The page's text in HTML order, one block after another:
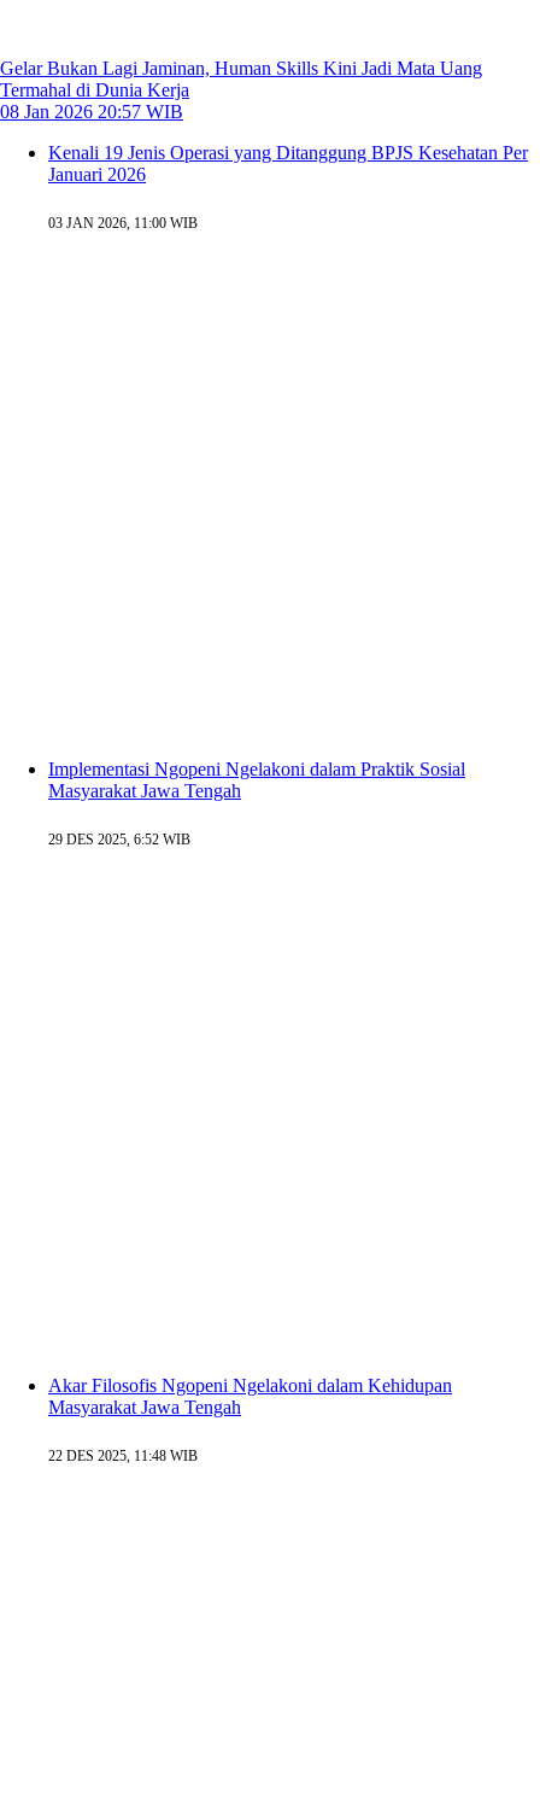
Gelar Bukan Lagi Jaminan, Human Skills Kini Jadi Mata Uang
Termahal di Dunia Kerja
08 Jan 2026 20:57 WIB
Kenali 19 Jenis Operasi yang Ditanggung BPJS Kesehatan Per
Januari 2026
03 JAN 2026, 11:00 WIB
Implementasi Ngopeni Ngelakoni dalam Praktik Sosial
Masyarakat Jawa Tengah
29 DES 2025, 6:52 WIB
Akar Filosofis Ngopeni Ngelakoni dalam Kehidupan
Masyarakat Jawa Tengah
22 DES 2025, 11:48 WIB